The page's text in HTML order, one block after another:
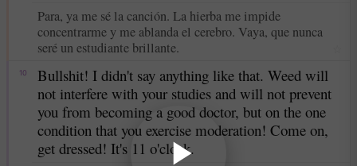
Para, ya me sé la canción. La hierba me impide
concentrarme y me ablanda el cerebro. Vaya, que nunca
seré un estudiante brillante.
10
Bullshit! I didn't say anything like that. Weed will
not interfere with your studies and will not prevent
you from becoming a good doctor, but on the one
condition that you exercise moderation! Come on,
get dressed! It's 11 o'clock.